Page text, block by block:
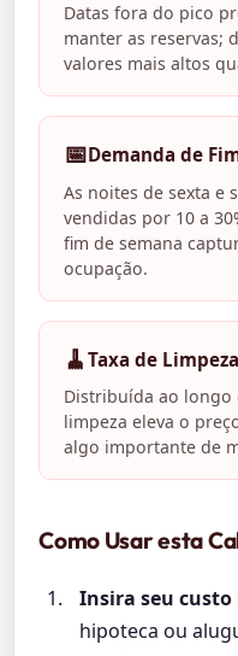
Datas fora do pico
manter as reservas;
valores mais altos
📅Demanda de
As noites de sexta e
vendidas por 10 a
fim de semana
ocupação.
🧹Taxa de Limpeza
Distribuída ao longo
limpeza eleva o
algo importante de
Como Usar esta
Insira seu
hipoteca ou